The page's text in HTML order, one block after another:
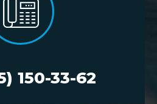
150-33-62